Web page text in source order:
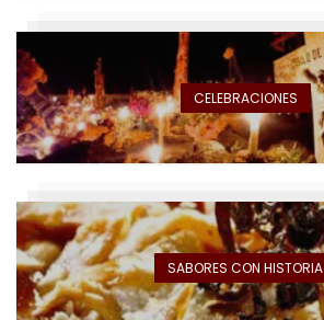
CELEBRACIONES
SABORES CON HISTORIA